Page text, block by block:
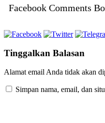
Facebook Comments
Tinggalkan Balasan
Alamat email Anda tidak akan
Simpan nama, email, dan